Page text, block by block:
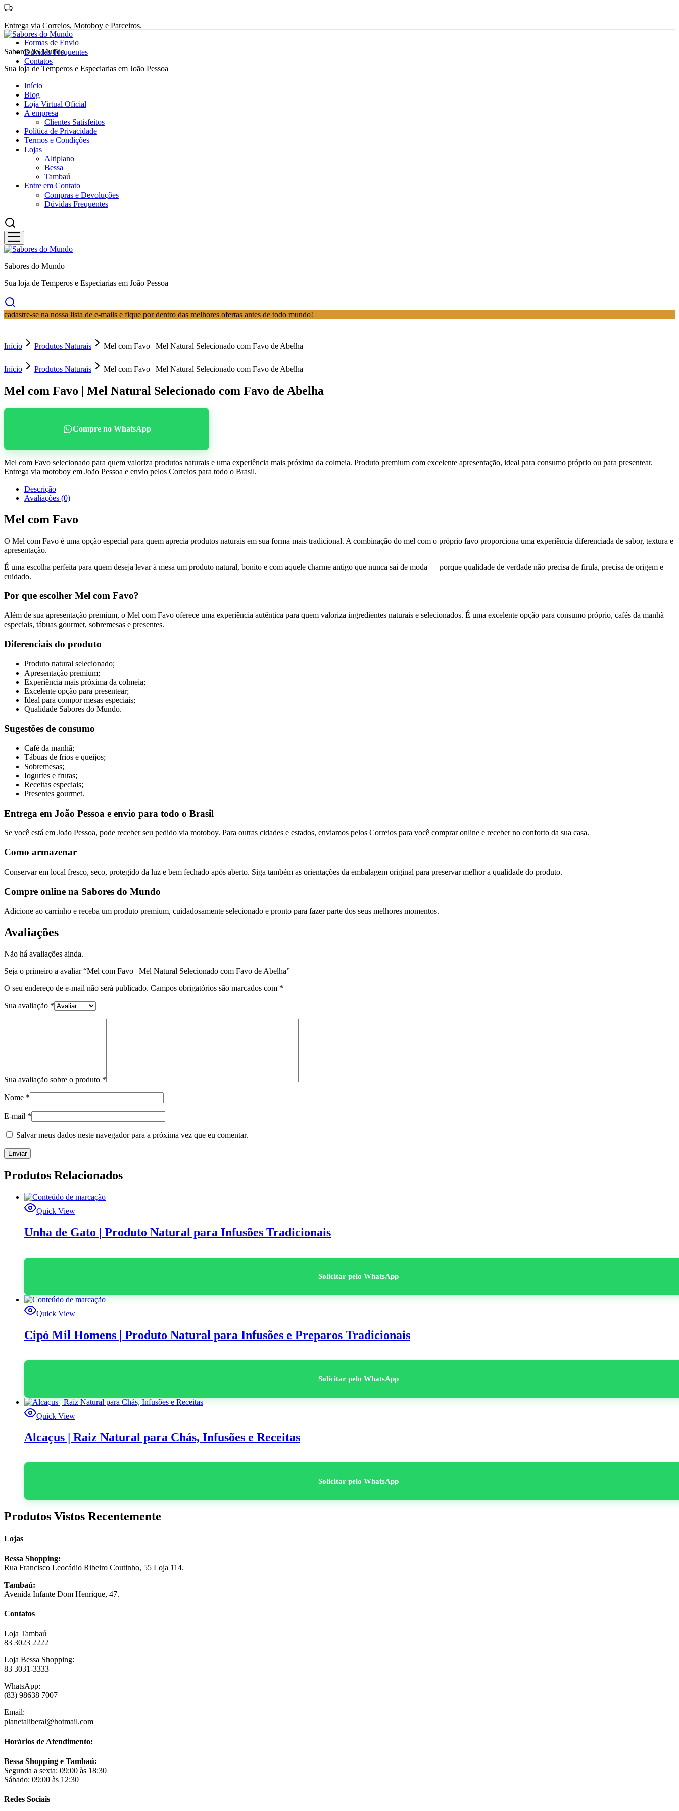
Entrega via Correios, Motoboy e Parceiros.
Formas de Envio
Dúvidas Frequentes
Contatos
Sabores do Mundo
Sua loja de Temperos e Especiarias em João Pessoa
Início
Blog
Loja Virtual Oficial
A empresa
Clientes Satisfeitos
Política de Privacidade
Termos e Condições
Lojas
Altiplano
Bessa
Tambaú
Entre em Contato
Compras e Devoluções
Dúvidas Frequentes
Sabores do Mundo
Sua loja de Temperos e Especiarias em João Pessoa
cadastre-se na nossa lista de e-mails e fique por dentro das melhores ofertas antes de todo mundo!
Início Produtos Naturais Mel com Favo | Mel Natural Selecionado com Favo de Abelha
Início Produtos Naturais Mel com Favo | Mel Natural Selecionado com Favo de Abelha
Mel com Favo | Mel Natural Selecionado com Favo de Abelha
Compre no WhatsApp
Mel com Favo selecionado para quem valoriza produtos naturais e uma experiência mais próxima da colmeia. Produto premium com excelente apresentação, ideal para consumo próprio ou para presentear.
Entrega via motoboy em João Pessoa e envio pelos Correios para todo o Brasil.
Descrição
Avaliações (0)
Mel com Favo
O Mel com Favo é uma opção especial para quem aprecia produtos naturais em sua forma mais tradicional. A combinação do mel com o próprio favo proporciona uma experiência diferenciada de sabor, textura e
apresentação.
É uma escolha perfeita para quem deseja levar à mesa um produto natural, bonito e com aquele charme antigo que nunca sai de moda — porque qualidade de verdade não precisa de firula, precisa de origem e
cuidado.
Por que escolher Mel com Favo?
Além de sua apresentação premium, o Mel com Favo oferece uma experiência autêntica para quem valoriza ingredientes naturais e selecionados. É uma excelente opção para consumo próprio, cafés da manhã
especiais, tábuas gourmet, sobremesas e presentes.
Diferenciais do produto
Produto natural selecionado;
Apresentação premium;
Experiência mais próxima da colmeia;
Excelente opção para presentear;
Ideal para compor mesas especiais;
Qualidade Sabores do Mundo.
Sugestões de consumo
Café da manhã;
Tábuas de frios e queijos;
Sobremesas;
Iogurtes e frutas;
Receitas especiais;
Presentes gourmet.
Entrega em João Pessoa e envio para todo o Brasil
Se você está em João Pessoa, pode receber seu pedido via motoboy. Para outras cidades e estados, enviamos pelos Correios para você comprar online e receber no conforto da sua casa.
Como armazenar
Conservar em local fresco, seco, protegido da luz e bem fechado após aberto. Siga também as orientações da embalagem original para preservar melhor a qualidade do produto.
Compre online na Sabores do Mundo
Adicione ao carrinho e receba um produto premium, cuidadosamente selecionado e pronto para fazer parte dos seus melhores momentos.
Avaliações
Não há avaliações ainda.
Seja o primeiro a avaliar “Mel com Favo | Mel Natural Selecionado com Favo de Abelha”
O seu endereço de e-mail não será publicado. Campos obrigatórios são marcados com *
Sua avaliação *
Sua avaliação sobre o produto *
Nome *
E-mail *
Salvar meus dados neste navegador para a próxima vez que eu comentar.
Produtos Relacionados
Quick View
Unha de Gato | Produto Natural para Infusões Tradicionais
Solicitar pelo WhatsApp
Quick View
Cipó Mil Homens | Produto Natural para Infusões e Preparos Tradicionais
Solicitar pelo WhatsApp
Quick View
Alcaçus | Raiz Natural para Chás, Infusões e Receitas
Solicitar pelo WhatsApp
Produtos Vistos Recentemente
Lojas
Bessa Shopping:
Rua Francisco Leocádio Ribeiro Coutinho, 55 Loja 114.
Tambaú:
Avenida Infante Dom Henrique, 47.
Contatos
Loja Tambaú
83 3023 2222
Loja Bessa Shopping:
83 3031-3333
WhatsApp:
(83) 98638 7007
Email:
planetaliberal@hotmail.com
Horários de Atendimento:
Bessa Shopping e Tambaú:
Segunda a sexta: 09:00 às 18:30
Sábado: 09:00 às 12:30
Redes Sociais